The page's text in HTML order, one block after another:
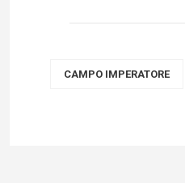
CAMPO IMPERATORE